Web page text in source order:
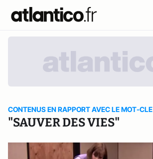
CONTENUS EN RAPPORT AVEC LE MOT-CLE
"SAUVER DES VIES"